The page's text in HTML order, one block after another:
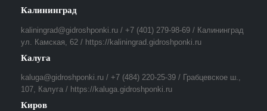
Калининград
kaliningrad@gidroshponki.ru / +7 (401) 279-98-69 / Калининград
ул. Камская, 62 / https://kaliningrad.gidroshponki.ru
Калуга
kaluga@gidroshponki.ru / +7 (484) 220-25-39 / Грабцевское ш.,
107, Калуга / https://kaluga.gidroshponki.ru
Киров